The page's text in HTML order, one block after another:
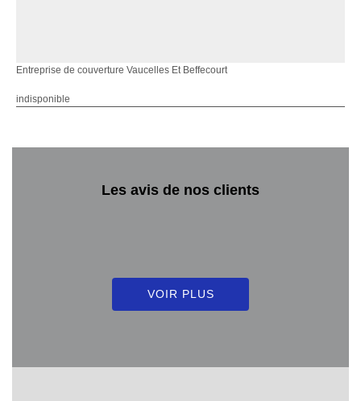
Entreprise de couverture Vaucelles Et Beffecourt
indisponible
Les avis de nos clients
VOIR PLUS